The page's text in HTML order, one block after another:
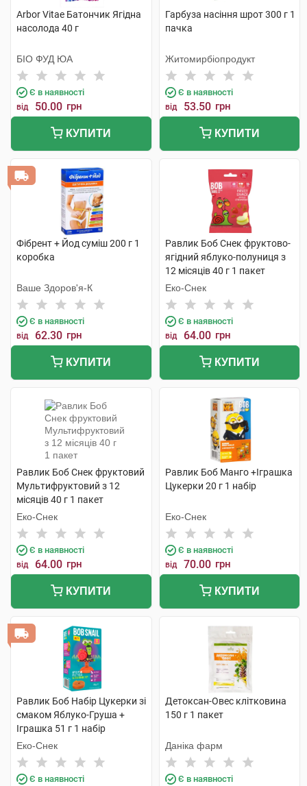
Arbor Vitae Батончик Ягідна
насолода 40 г
БІО ФУД ЮА
Є в наявності
від 50.00 грн
КУПИТИ
Гарбуза насіння шрот 300 г 1
пачка
Житомирбіопродукт
Є в наявності
від 53.50 грн
КУПИТИ
Фібрент + Йод суміш 200 г 1
коробка
Ваше Здоров'я-К
Є в наявності
від 62.30 грн
КУПИТИ
Равлик Боб Снек фруктово-
ягідний яблуко-полуниця з
12 місяців 40 г 1 пакет
Еко-Снек
Є в наявності
від 64.00 грн
КУПИТИ
Равлик Боб Снек фруктовий
Мультифруктовий з 12
місяців 40 г 1 пакет
Еко-Снек
Є в наявності
від 64.00 грн
КУПИТИ
Равлик Боб Манго +Іграшка
Цукерки 20 г 1 набір
Еко-Снек
Є в наявності
від 70.00 грн
КУПИТИ
Равлик Боб Набір Цукерки зі
смаком Яблуко-Груша +
Іграшка 51 г 1 набір
Еко-Снек
Є в наявності
Детоксан-Овес клітковина
150 г 1 пакет
Даніка фарм
Є в наявності